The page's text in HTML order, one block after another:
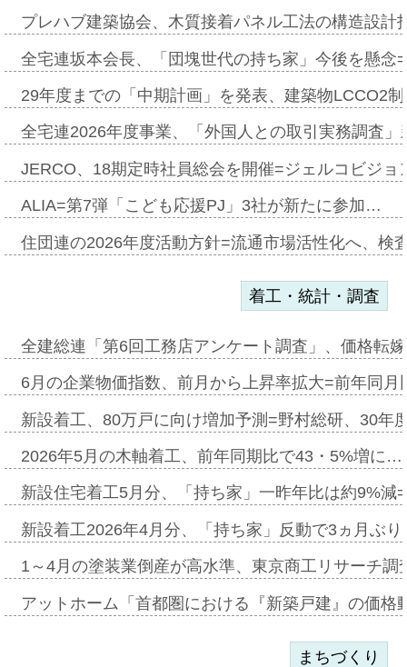
プレハブ建築協会、木質接着パネル工法の構造設
全宅連坂本会長、「団塊世代の持ち家」今後を懸
29年度までの「中期計画」を発表、建築物LCCO2
全宅連2026年度事業、「外国人との取引実務調査
JERCO、18期定時社員総会を開催=ジェルコビジ
ALIA=第7弾「こども応援PJ」3社が新たに参加…
住団連の2026年度活動方針=流通市場活性化へ、検
着工・統計・調査
全建総連「第6回工務店アンケート調査」、価格転
6月の企業物価指数、前月から上昇率拡大=前年同
新設着工、80万戸に向け増加予測=野村総研、30年
2026年5月の木軸着工、前年同期比で43・5%増に…
新設住宅着工5月分、「持ち家」一昨年比は約9%
新設着工2026年4月分、「持ち家」反動で3ヵ月ぶ
1～4月の塗装業倒産が高水準、東京商工リサーチ
アットホーム「首都圏における『新築戸建』の価
まちづくり